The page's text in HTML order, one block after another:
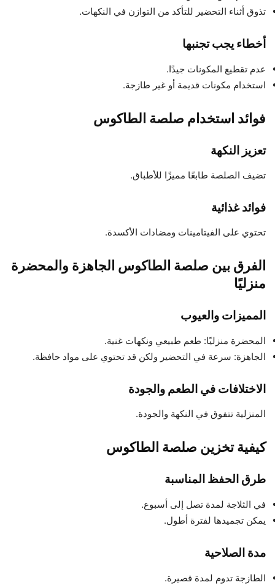
تذوق أثناء التحضير للتأكد من التوازن في النكهات.
أخطاء يجب تجنبها
عدم تقطيع المكونات جيدًا.
استخدام مكونات قديمة أو غير طازجة.
فوائد استخدام صلصة الطاكوس
تعزيز النكهة
تضيف الصلصة طابعًا مميزًا للأطباق.
فوائد غذائية
تحتوي على الفيتامينات ومضادات الأكسدة.
الفرق بين صلصة الطاكوس الجاهزة والمحضرة
منزليًا
المميزات والعيوب
المحضرة منزليًا: طعم طبيعي ونكهات غنية.
الجاهزة: سرعة في التحضير ولكن قد تحتوي على مواد حافظة.
الاختلافات في الطعم والجودة
المنزلية تتفوق في النكهة والجودة.
كيفية تخزين صلصة الطاكوس
طرق الحفظ المناسبة
في الثلاجة لمدة تصل إلى أسبوع.
يمكن تجميدها لفترة أطول.
مدة الصلاحية
الطازجة تدوم لمدة قصيرة.